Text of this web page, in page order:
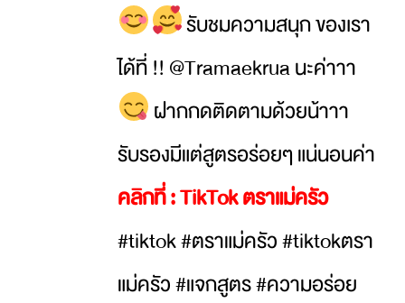
รับชมความสนุก ของเรา
ได้ที่ !! @Tramaekrua นะค่าาา
ฝากกดติดตามด้วยน้าาา
รับรองมีแต่สูตรอร่อยๆ แน่นอนค่า
คลิกที่ :TikTok ตราแม่ครัว
#tiktok #ตราแม่ครัว #tiktokตรา
แม่ครัว #แจกสูตร #ความอร่อย